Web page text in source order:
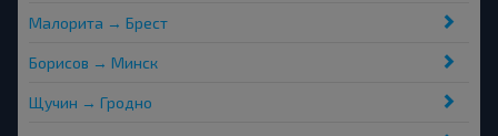
Малорита → Брест
Борисов → Минск
Щучин → Гродно